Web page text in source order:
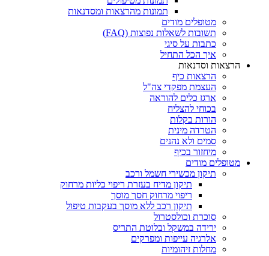
תמונות מהרצאות ומסדנאות
מטופלים מודים
תשובות לשאלות נפוצות (FAQ)
כתבות על סיגי
איך הכל התחיל
הרצאות וסדנאות
הרצאות כיף
העצמת מפקדי צה"ל
ארגז כלים להוראה
בכוחי להצליח
הורות בקלות
הטרדה מינית
סמים ולא נהנים
מיחזור בכיף
מטופלים מודים
תיקון מכשירי חשמל ורכב
תיקון מדיח בעזרת ריפוי כליות מרחוק
ריפוי מרחוק חסך מוסך
תיקון רכב ללא מוסך בעקבות טיפול
סוכרת וכולסטרול
ירידה במשקל ובלוטת התריס
אלרגיה עייפות ומפרקים
מחלות זיהומיות